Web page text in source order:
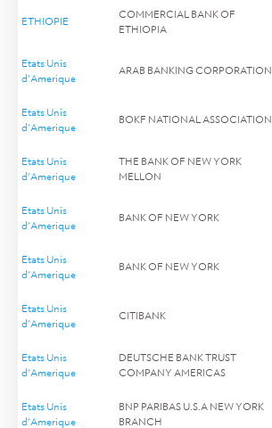
ETHIOPIE
COMMERCIAL BANK OF
ETHIOPIA
Etats Unis
d'Amerique
ARAB BANKING CORPORATION
Etats Unis
d'Amerique
BOKF NATIONAL ASSOCIATION
Etats Unis
d'Amerique
THE BANK OF NEW YORK
MELLON
Etats Unis
d'Amerique
BANK OF NEW YORK
Etats Unis
d'Amerique
BANK OF NEW YORK
Etats Unis
d'Amerique
CITIBANK
Etats Unis
d'Amerique
DEUTSCHE BANK TRUST
COMPANY AMERICAS
Etats Unis
d'Amerique
BNP PARIBAS U.S.A NEW YORK
BRANCH